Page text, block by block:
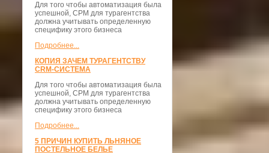
Для того чтобы автоматизация была
успешной, СРМ для турагентства
должна учитывать определенную
специфику этого бизнеса
Подробнее...
КОПИЯ ЗАЧЕМ ТУРАГЕНТСТВУ
CRM-СИСТЕМА
Для того чтобы автоматизация была
успешной, СРМ для турагентства
должна учитывать определенную
специфику этого бизнеса
Подробнее...
5 ПРИЧИН КУПИТЬ ЛЬНЯНОЕ
ПОСТЕЛЬНОЕ БЕЛЬЕ